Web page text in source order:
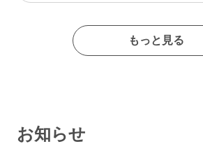
たイメージの出会い系サイトであるなんて思
もっと見る
お知らせ